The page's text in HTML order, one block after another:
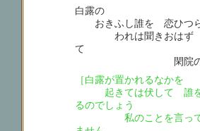
白露の
おきふし誰を 恋ひつ
われは聞きおはず
て
閑院の
［白露が置かれるなかを
起きては伏して 誰を
るのでしょう
私のことを言ってい